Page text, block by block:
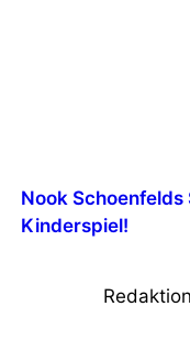
Nook
Kinderspiel!